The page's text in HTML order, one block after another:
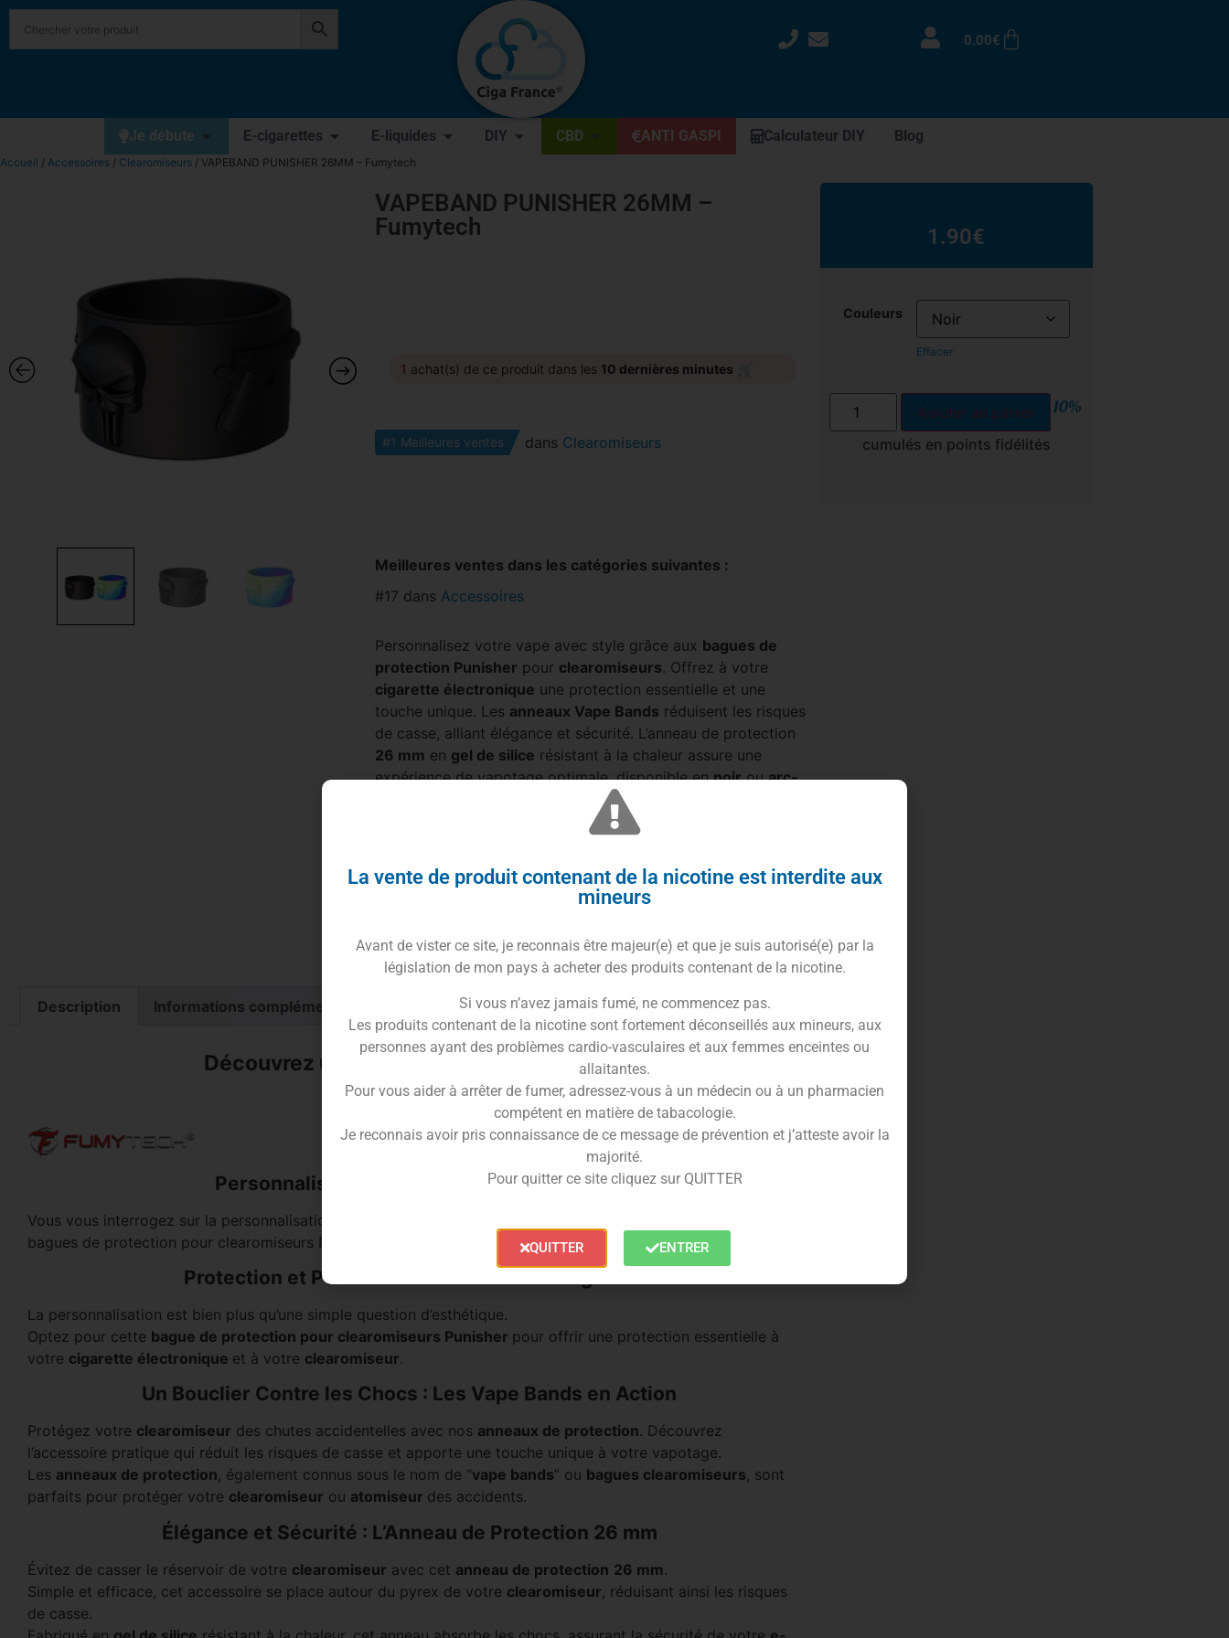
0.00€
Je débute E-cigarettes E-liquides DIY CBD ANTI GASPI Calculateur DIY Blog
Accueil / Accessoires / Clearomiseurs / VAPEBAND PUNISHER 26MM – Fumytech
VAPEBAND PUNISHER 26MM –
Fumytech
1 achat(s) de ce produit dans les 10 dernières minutes 🛒
#1 Meilleures ventes dans Clearomiseurs
Meilleures ventes dans les catégories suivantes :
#17 dans Accessoires
Personnalisez votre vape avec style grâce aux bagues de
protection Punisher pour clearomiseurs. Offrez à votre
cigarette électronique une protection essentielle et une
touche unique. Les anneaux Vape Bands réduisent les risques
de casse, alliant élégance et sécurité. L’anneau de protection
26 mm en gel de silice résistant à la chaleur assure une
expérience de vapotage optimale, disponible ennoirouarc-
( le dégradé peut différer), compatible avec
Diamètre : 26 mm
Compatibilité :Zeus sub ohm ,Ztank SE, etCentaurus
1.90€
Couleurs
Effacer
Ajouter au panier 10%
cumulés en points fidélités
Description Informations complémentaires Trusted Shops Reviews
Découvrez une Personnalisation Unique
Personnalisez Votre Vapotage avec Style
Vous vous interrogez sur la personnalisation de la
bagues de protection pour clearomiseurs Punisher.
Protection et Personnalisation : Le Duo Gagnant
La personnalisation est bien plus qu’une simple question d’esthétique.
Optez pour cette bague de protection pour clearomiseurs Punisher pour offrir une protection essentielle à
votre cigarette électronique et à votre clearomiseur.
Un Bouclier Contre les Chocs : Les Vape Bands en Action
Protégez votre clearomiseur des chutes accidentelles avec nos anneaux de protection. Découvrez
l’accessoire pratique qui réduit les risques de casse et apporte une touche unique à votre vapotage.
Les anneaux de protection, également connus sous le nom de “vape bands” ou bagues clearomiseurs, sont
parfaits pour protéger votre clearomiseur ou atomiseur des accidents.
Élégance et Sécurité : L’Anneau de Protection 26 mm
Évitez de casser le réservoir de votre clearomiseur avec cet anneau de protection 26 mm.
Simple et efficace, cet accessoire se place autour du pyrex de votre clearomiseur, réduisant ainsi les risques
de casse.
La vente de produit contenant de la nicotine est interdite aux
mineurs
Avant de vister ce site, je reconnais être majeur(e) et que je suis autorisé(e) par la
législation de mon pays à acheter des produits contenant de la nicotine.
Si vous n’avez jamais fumé, ne commencez pas.
Les produits contenant de la nicotine sont fortement déconseillés aux mineurs, aux
personnes ayant des problèmes cardio-vasculaires et aux femmes enceintes ou
allaitantes.
Pour vous aider à arrêter de fumer, adressez-vous à un médecin ou à un pharmacien
compétent en matière de tabacologie.
Je reconnais avoir pris connaissance de ce message de prévention et j’atteste avoir la
majorité.
Pour quitter ce site cliquez sur QUITTER
QUITTER ENTRER